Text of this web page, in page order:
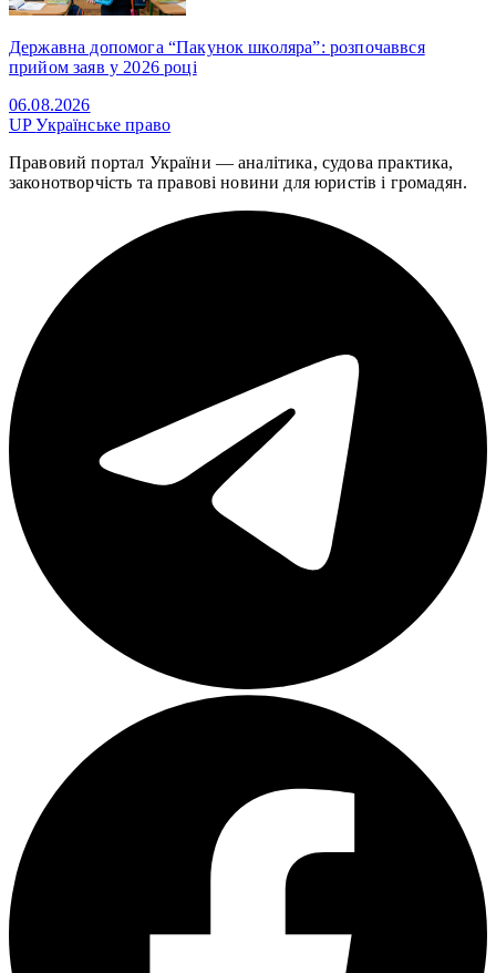
Державна допомога “Пакунок школяра”: розпочаввся
прийом заяв у 2026 році
06.08.2026
UPУкраїнське право
Правовий портал України — аналітика, судова практика,
законотворчість та правові новини для юристів і громадян.